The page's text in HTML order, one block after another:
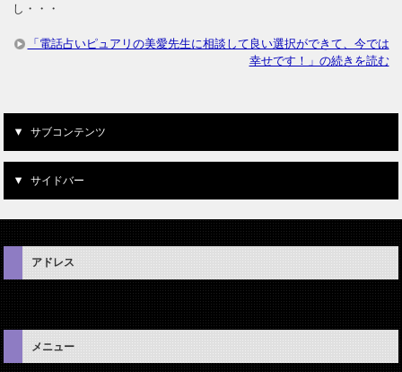
し・・・
「電話占いピュアリの美愛先生に相談して良い選択ができて、今では
幸せです！」の続きを読む
サブコンテンツ
サイドバー
アドレス
メニュー